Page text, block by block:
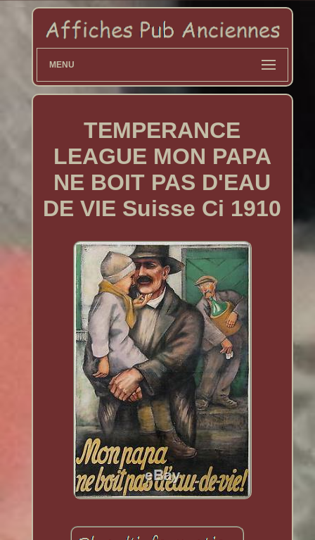
MENU
TEMPERANCE
LEAGUE MON PAPA
NE BOIT PAS D'EAU
DE VIE Suisse Ci 1910